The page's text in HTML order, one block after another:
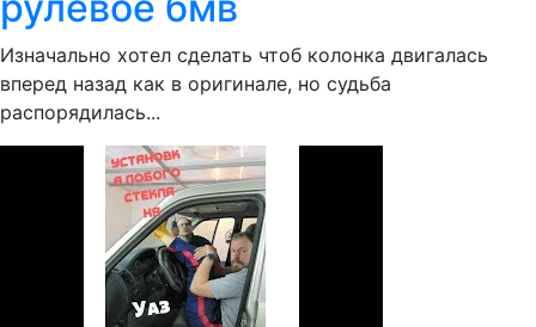
Изначально хотел сделать чтоб колонка двигалась
вперед назад как в оригинале, но судьба
распорядилась...